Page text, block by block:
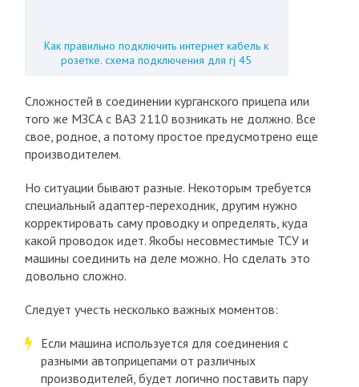
Как правильно подключить интернет кабель к
розетке. схема подключения для rj 45
Сложностей в соединении курганского прицепа или
того же МЗСА с ВАЗ 2110 возникать не должно. Все
свое, родное, а потому простое предусмотрено еще
производителем.
Но ситуации бывают разные. Некоторым требуется
специальный адаптер-переходник, другим нужно
корректировать саму проводку и определять, куда
какой проводок идет. Якобы несовместимые ТСУ и
машины соединить на деле можно. Но сделать это
довольно сложно.
Следует учесть несколько важных моментов:
Если машина используется для соединения с
разными автоприцепами от различных
производителей, будет логично поставить пару